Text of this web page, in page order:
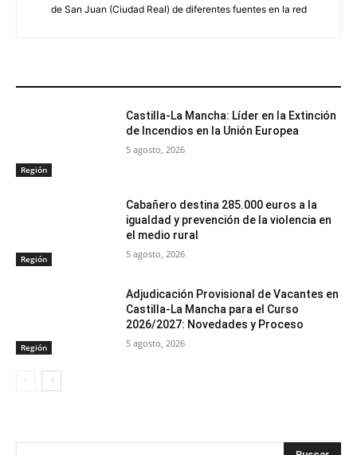
de San Juan (Ciudad Real) de diferentes fuentes en la red
Región
Castilla-La Mancha: Líder en la Extinción
de Incendios en la Unión Europea
5 agosto, 2026
Región
Cabañero destina 285.000 euros a la
igualdad y prevención de la violencia en
el medio rural
5 agosto, 2026
Región
Adjudicación Provisional de Vacantes en
Castilla-La Mancha para el Curso
2026/2027: Novedades y Proceso
5 agosto, 2026